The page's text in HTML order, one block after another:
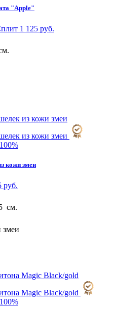
"Apple"
1 125 руб.
кожи змеи
руб.
см.
змеи